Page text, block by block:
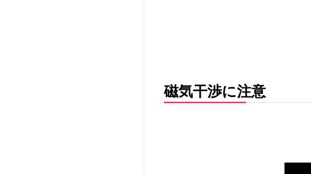
磁気干渉に注意